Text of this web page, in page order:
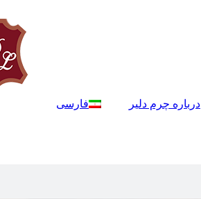
درباره چرم دلیر
فارسی